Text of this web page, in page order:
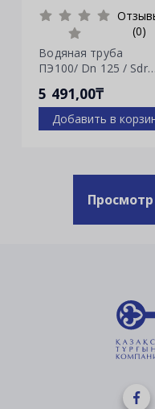
(0)
Водяная труба
ПЭ100/ Dn 125 / Sdr
5 491,00₸
Добавить в